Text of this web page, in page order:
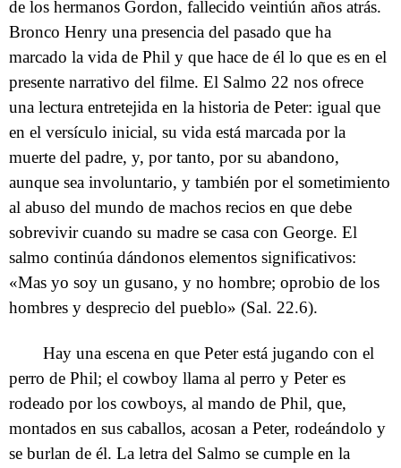
de los hermanos Gordon, fallecido veintiún años atrás.
Bronco Henry una presencia del pasado que ha
marcado la vida de Phil y que hace de él lo que es en el
presente narrativo del filme. El Salmo 22 nos ofrece
una lectura entretejida en la historia de Peter: igual que
en el versículo inicial, su vida está marcada por la
muerte del padre, y, por tanto, por su abandono,
aunque sea involuntario, y también por el sometimiento
al abuso del mundo de machos recios en que debe
sobrevivir cuando su madre se casa con George. El
salmo continúa dándonos elementos significativos:
«Mas yo soy un gusano, y no hombre; oprobio de los
hombres y desprecio del pueblo» (Sal. 22.6).
Hay una escena en que Peter está jugando con el
perro de Phil; el cowboy llama al perro y Peter es
rodeado por los cowboys, al mando de Phil, que,
montados en sus caballos, acosan a Peter, rodeándolo y
se burlan de él. La letra del Salmo se cumple en la